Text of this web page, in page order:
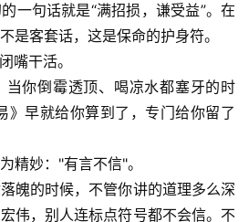
一句话就是“满招损，谦受益”。在
是客套话，这是保命的护身符。
嘴干活。
当你倒霉透顶、喝凉水都塞牙的时
》早就给你算到了，专门给你留了
精妙："有言不信"。
魄的时候，不管你讲的道理多么深
伟，别人连标点符号都不会信。不